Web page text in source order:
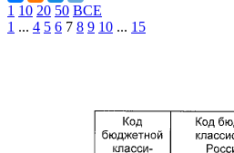
1 10 20 50 ВСЕ
1 ... 4 5 6 7 8 9 10 ... 15